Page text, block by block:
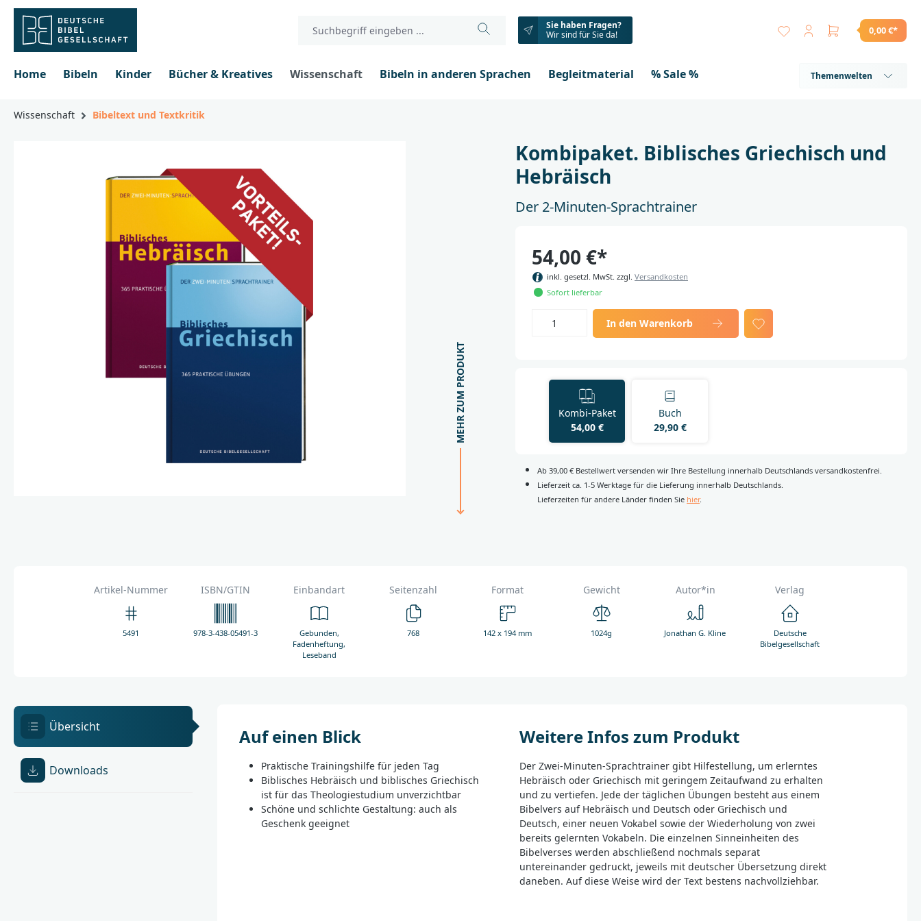
springen
Sie haben Fragen?
Wir sind für Sie da!
0,00 €*
Home Bibeln Kinder Bücher & Kreatives Wissenschaft Bibeln in anderen Sprachen Begleitmaterial % Sale % Themenwelten
Wissenschaft Bibeltext und Textkritik
MEHR ZUM PRODUKT
Kombipaket. Biblisches Griechisch und
Hebräisch
Der 2-Minuten-Sprachtrainer
54,00 €*
inkl. gesetzl. MwSt. zzgl. Versandkosten
Sofort lieferbar
In den Warenkorb
Kombi-Paket
54,00 €
Buch
29,90 €
Ab 39,00 € Bestellwert versenden wir Ihre Bestellung innerhalb Deutschlands versandkostenfrei.
Lieferzeit ca. 1-5 Werktage für die Lieferung innerhalb Deutschlands.
Lieferzeiten für andere Länder finden Sie hier.
Artikel-Nummer
5491
ISBN/GTIN
978-3-438-05491-3
Einbandart
Gebunden,
Fadenheftung,
Leseband
Seitenzahl
768
Format
142 x 194 mm
Gewicht
1024g
Autor*in
Jonathan G. Kline
Verlag
Deutsche
Bibelgesellschaft
Übersicht
Downloads
Auf einen Blick
Praktische Trainingshilfe für jeden Tag
Biblisches Hebräisch und biblisches Griechisch
ist für das Theologiestudium unverzichtbar
Schöne und schlichte Gestaltung: auch als
Geschenk geeignet
Weitere Infos zum Produkt
Der Zwei-Minuten-Sprachtrainer gibt Hilfestellung, um erlerntes
Hebräisch oder Griechisch mit geringem Zeitaufwand zu erhalten
und zu vertiefen. Jede der täglichen Übungen besteht aus einem
Bibelvers auf Hebräisch und Deutsch oder Griechisch und
Deutsch, einer neuen Vokabel sowie der Wiederholung von zwei
bereits gelernten Vokabeln. Die einzelnen Sinneinheiten des
Bibelverses werden abschließend nochmals separat
untereinander gedruckt, jeweils mit deutscher Übersetzung direkt
daneben. Auf diese Weise wird der Text bestens nachvollziehbar.